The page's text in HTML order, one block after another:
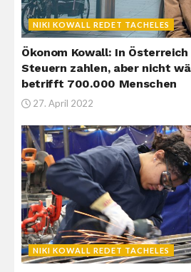
NIKI KOWALL REDET TACHELES
Ökonom Kowall: In
Steuern zahlen, aber nicht
betrifft 700.000 Menschen
27. April 2022
NIKI KOWALL REDET TACHELES